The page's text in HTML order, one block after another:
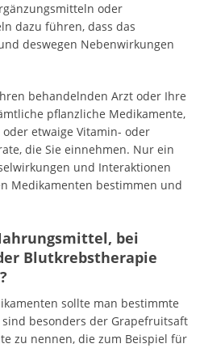
oder
dazu führen, dass das
deswegen Nebenwirkungen
behandelnden Arzt oder Ihre
pflanzliche Medikamente,
etwaige Vitamin- oder
die Sie einnehmen. Nur ein
und Interaktionen
Medikamenten bestimmen und
bei
Blutkrebstherapie
sollte man bestimmte
besonders der Grapefruitsaft
zu nennen, die zum Beispiel für